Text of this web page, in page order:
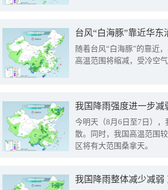
台风“白海豚”靠近华
随着台风“白海豚”的靠近
高温范围将缩减，受冷空
今明天（8月6日至7日）
散。同时，我国高温范围
区将有大范围桑拿天。
我国降雨整体减少减弱